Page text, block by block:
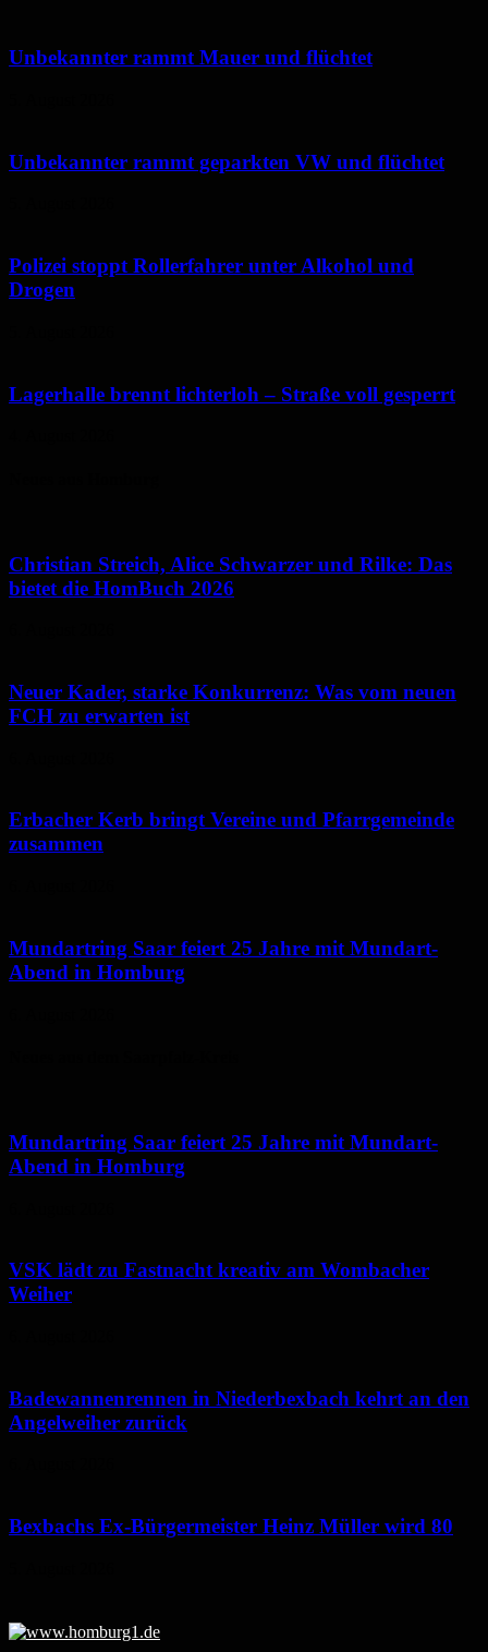
Unbekannter rammt Mauer und flüchtet
Unbekannter rammt geparkten VW und flüchtet
Polizei stoppt Rollerfahrer unter Alkohol und
Drogen
Lagerhalle brennt lichterloh – Straße voll gesperrt
Christian Streich, Alice Schwarzer und Rilke: Das
bietet die HomBuch 2026
Neuer Kader, starke Konkurrenz: Was vom neuen
FCH zu erwarten ist
Erbacher Kerb bringt Vereine und Pfarrgemeinde
zusammen
Mundartring Saar feiert 25 Jahre mit Mundart-
Abend in Homburg
Mundartring Saar feiert 25 Jahre mit Mundart-
Abend in Homburg
VSK lädt zu Fastnacht kreativ am Wombacher
Weiher
Badewannenrennen in Niederbexbach kehrt an den
Angelweiher zurück
Bexbachs Ex-Bürgermeister Heinz Müller wird 80